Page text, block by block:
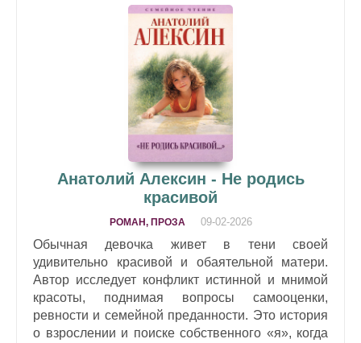
Анатолий Алексин - Не родись
красивой
РОМАН, ПРОЗА 09-02-2026
Обычная девочка живет в тени своей
удивительно красивой и обаятельной матери.
Автор исследует конфликт истинной и мнимой
красоты, поднимая вопросы самооценки,
ревности и семейной преданности. Это история
о взрослении и поиске собственного «я», когда